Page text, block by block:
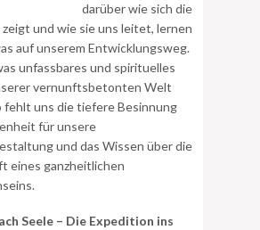
darüber wie sich die
und wie sie uns leitet, lernen
auf unserem Entwicklungsweg.
unfassbares und spirituelles
vernunftsbetonten Welt
fehlt uns die tiefere Besinnung
für unsere
und das Wissen über die
eines ganzheitlichen
Seele – Die Expedition ins